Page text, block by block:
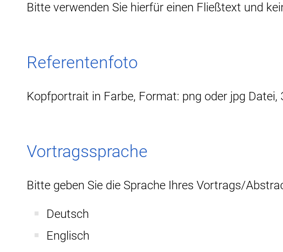
Bitte verwenden Sie hierfür einen Fließtext und
Referentenfoto
Kopfportrait in Farbe, Format: png oder jpg Datei,
Vortragssprache
Bitte geben Sie die Sprache Ihres Vortrags/
Deutsch
Englisch